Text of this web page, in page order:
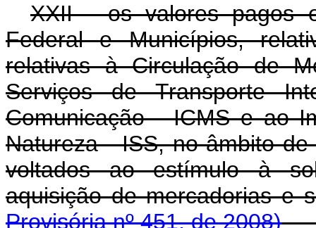
XXII - os valores pagos
Federal e Municípios,
relativas à Circulação de
Serviços de Transporte
Comunicação - ICMS e ao
Natureza - ISS, no âmbito
voltados ao estímulo à
aquisição de mercadorias e
Provisória nº 451, de 2008)